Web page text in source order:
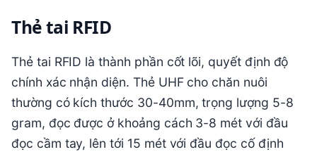
Thẻ tai RFID
Thẻ tai RFID là thành phần cốt lõi, quyết định độ
chính xác nhận diện. Thẻ UHF cho chăn nuôi
thường có kích thước 30-40mm, trọng lượng 5-8
gram, đọc được ở khoảng cách 3-8 mét với đầu
đọc cầm tay, lên tới 15 mét với đầu đọc cố định